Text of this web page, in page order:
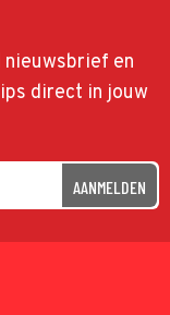
en
direct in jouw
AANMELDEN